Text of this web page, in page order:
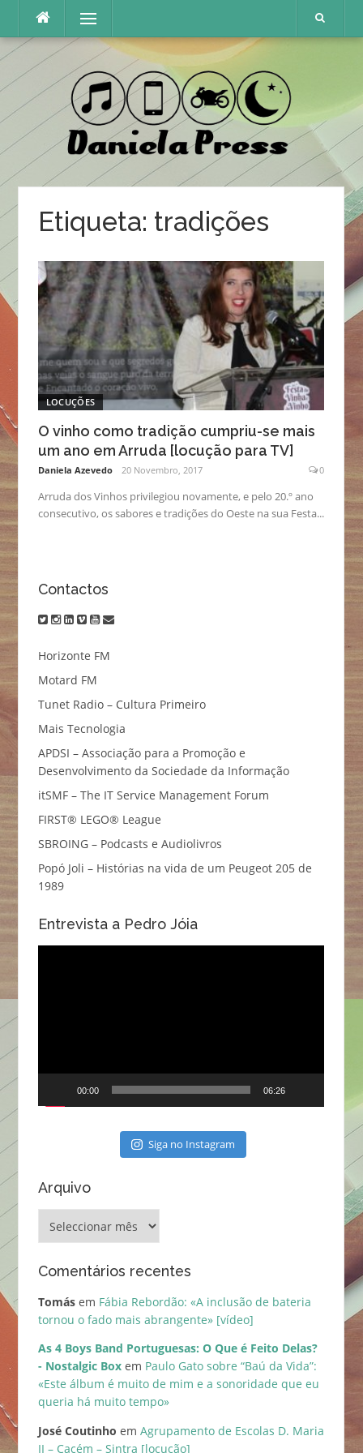
content
Menu
Etiqueta: tradições
LOCUÇÕES
O vinho como tradição cumpriu-se mais
um ano em Arruda [locução para TV]
Daniela Azevedo 20 Novembro, 2017 0
Arruda dos Vinhos privilegiou novamente, e pelo 20.º ano
consecutivo, os sabores e tradições do Oeste na sua Festa...
Contactos
twitter
instagram
linkedin
vimeoyoutube
email
Horizonte FM
Motard FM
Tunet Radio – Cultura Primeiro
Mais Tecnologia
APDSI – Associação para a Promoção e
Desenvolvimento da Sociedade da Informação
itSMF – The IT Service Management Forum
FIRST® LEGO® League
SBROING – Podcasts e Audiolivros
Popó Joli – Histórias na vida de um Peugeot 205 de
1989
Entrevista a Pedro Jóia
00:00 06:26
Siga no Instagram
Arquivo
Comentários recentes
Tomásem Fábia Rebordão: «A inclusão de bateria
tornou o fado mais abrangente» [vídeo]
As 4 Boys Band Portuguesas: O Que é Feito Delas?
- Nostalgic Boxem Paulo Gato sobre “Baú da Vida”:
«Este álbum é muito de mim e a sonoridade que eu
queria há muito tempo»
José Coutinho em Agrupamento de Escolas D. Maria
II – Cacém – Sintra [locução]